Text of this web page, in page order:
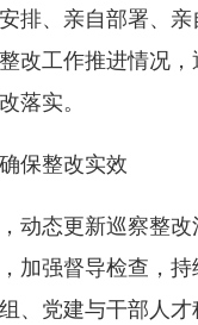
排、亲自部署、
改工作推进情况
落实。
保整改实效
态更新巡察整改
加强督导检查，
、党建与干部人